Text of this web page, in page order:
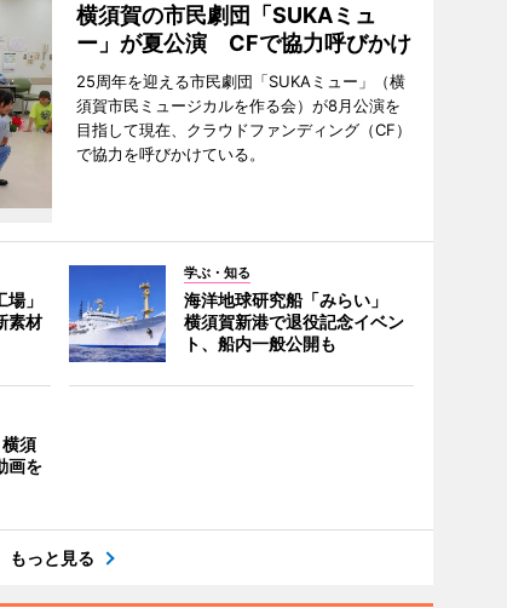
横須賀の市民劇団「SUKAミュ
ー」が夏公演 CFで協力呼びかけ
25周年を迎える市民劇団「SUKAミュー」（横
須賀市民ミュージカルを作る会）が8月公演を
目指して現在、クラウドファンディング（CF）
で協力を呼びかけている。
」
素材
学ぶ・知る
海洋地球研究船「みらい」
横須賀新港で退役記念イベン
ト、船内一般公開も
須
画を
もっと見る